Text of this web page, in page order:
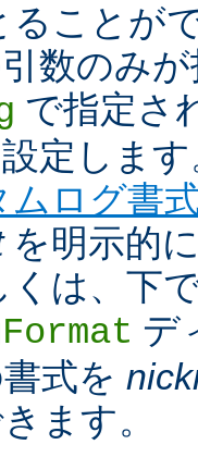
ることが
数のみ
で指定さ
定しま
ムログ書
を明示的
くは、下
デ
式を
ます。